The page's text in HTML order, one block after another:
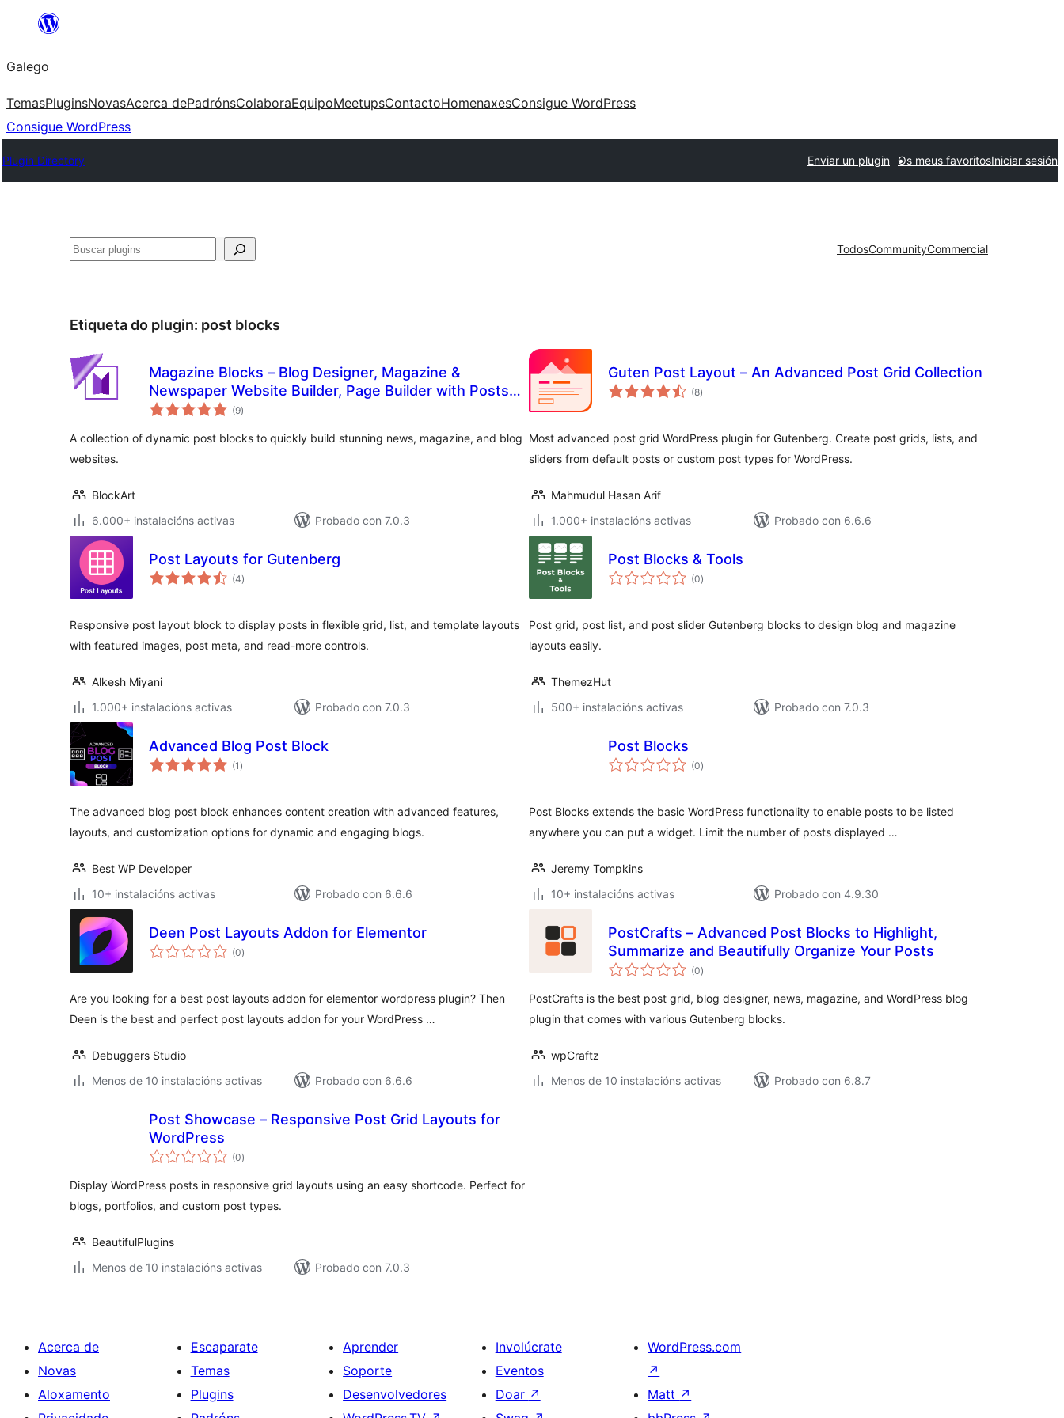
Saltar
contido
Galego
TemasPluginsNovasAcerca dePadrónsColaboraEquipoMeetupsContactoHomenaxesConsigue WordPress
Consigue WordPress
Plugin Directory Enviar un plugin Os meus favoritosIniciar sesión
Buscar TodosCommunityCommercial
Etiqueta do plugin: post blocks
Magazine Blocks – Blog Designer, Magazine &
Newspaper Website Builder, Page Builder with Posts
Blocks, Post Grid
(9valoracións
totais
)
A collection of dynamic post blocks to quickly build stunning news, magazine, and blog
websites.
BlockArt
6.000+ instalacións activas
Probado con 7.0.3
Guten Post Layout – An Advanced Post Grid Collection
(8valoracións
totais
)
Most advanced post grid WordPress plugin for Gutenberg. Create post grids, lists, and
sliders from default posts or custom post types for WordPress.
Mahmudul Hasan Arif
1.000+ instalacións activas
Probado con 6.6.6
Post Layouts for Gutenberg
(4valoracións
totais
)
Responsive post layout block to display posts in flexible grid, list, and template layouts
with featured images, post meta, and read-more controls.
Alkesh Miyani
1.000+ instalacións activas
Probado con 7.0.3
Post Blocks & Tools
(0valoracións
totais
)
Post grid, post list, and post slider Gutenberg blocks to design blog and magazine
layouts easily.
ThemezHut
500+ instalacións activas
Probado con 7.0.3
Advanced Blog Post Block
(1 valoracións
totais
)
The advanced blog post block enhances content creation with advanced features,
layouts, and customization options for dynamic and engaging blogs.
Best WP Developer
10+ instalacións activas
Probado con 6.6.6
Post Blocks
(0valoracións
totais
)
Post Blocks extends the basic WordPress functionality to enable posts to be listed
anywhere you can put a widget. Limit the number of posts displayed …
Jeremy Tompkins
10+ instalacións activas
Probado con 4.9.30
Deen Post Layouts Addon for Elementor
(0valoracións
totais
)
Are you looking for a best post layouts addon for elementor wordpress plugin? Then
Deen is the best and perfect post layouts addon for your WordPress …
Debuggers Studio
Menos de 10 instalacións activas
Probado con 6.6.6
PostCrafts – Advanced Post Blocks to Highlight,
Summarize and Beautifully Organize Your Posts
(0valoracións
totais
)
PostCrafts is the best post grid, blog designer, news, magazine, and WordPress blog
plugin that comes with various Gutenberg blocks.
wpCraftz
Menos de 10 instalacións activas
Probado con 6.8.7
Post Showcase – Responsive Post Grid Layouts for
WordPress
(0valoracións
totais
)
Display WordPress posts in responsive grid layouts using an easy shortcode. Perfect for
blogs, portfolios, and custom post types.
BeautifulPlugins
Menos de 10 instalacións activas
Probado con 7.0.3
Acerca de
Novas
Aloxamento
Escaparate
Temas
Plugins
Aprender
Soporte
Desenvolvedores
Involúcrate
Eventos
Doar ↗
WordPress.com
↗
Matt ↗